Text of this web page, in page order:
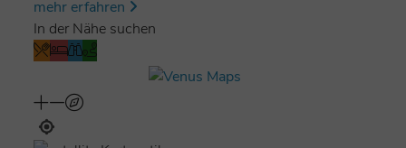
mehr erfahren
In der Nähe suchen